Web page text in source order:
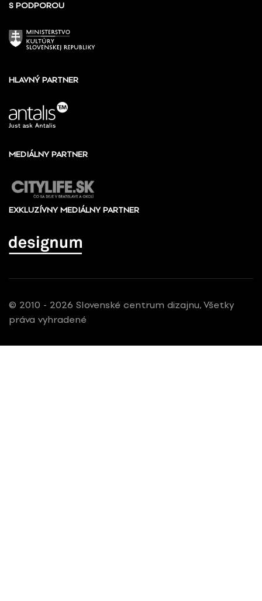
S PODPOROU
HLAVNÝ PARTNER
MEDIÁLNY PARTNER
EXKLUZÍVNY MEDIÁLNY PARTNER
© 2010 - 2026 Slovenské centrum dizajnu, Všetky
práva vyhradené